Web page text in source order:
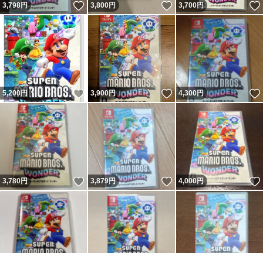
3,798円 いいね！
3,800円 いいね！
3,700円
5,200 円 いいね！
3,900円 いいね！
4,300円
3,780円 いいね！
3,879円 いいね！
4,000円